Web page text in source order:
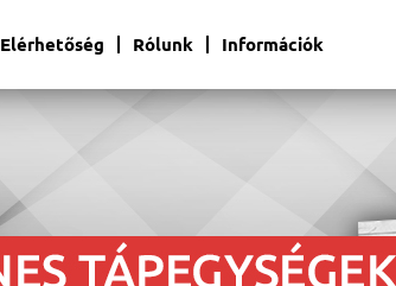
Elérhetőség Rólunk Információk